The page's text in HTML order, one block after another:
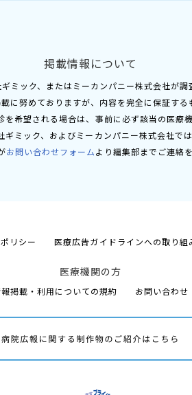
掲載情報について
ミック、またはミーカンパニー株式会社が調
に努めておりますが、内容を完全に保証する
希望される場合は、事前に必ず該当の医療
ミック、およびミーカンパニー株式会社で
お問い合わせフォームより編集部までご連絡
リシー 医療広告ガイドラインへの取り組
医療機関の方
掲載・利用についての規約 お問い合わせ